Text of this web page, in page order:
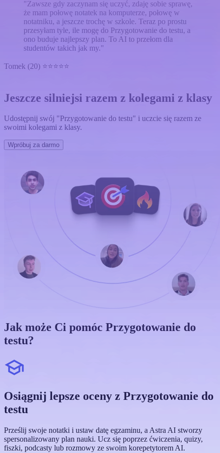
"Zawsze gdy zaczynam się uczyć, zdaję sobie sprawę,
że mam połowę notatek na komputerze, połowę w
notatniku, a jeszcze trochę w szkole. Teraz po prostu
przesyłam tyle, ile mogę do Przygotowanie do testu, a
ono buduje najlepszy plan. To AI to przełom dla
studentów takich jak my."
Tomek (20) ⭐⭐⭐⭐⭐
Jeszcze silniejsi razem z kolegami z klasy
Udostępnij swój "Przygotowanie do testu" i uczcie się razem ze
swoimi kolegami z klasy.
Wpróbuj za darmo
Jak może Ci pomóc Przygotowanie do
testu?
Osiągnij lepsze oceny z Przygotowanie do
testu
Prześlij swoje notatki i ustaw datę egzaminu, a Astra AI stworzy
spersonalizowany plan nauki. Ucz się poprzez ćwiczenia, quizy,
fiszki, podcasty lub rozmowy ze swoim korepetytorem AI.